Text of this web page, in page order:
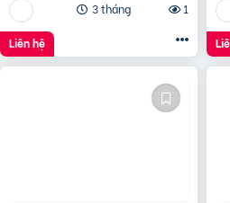
3 tháng
1
Liên hệ